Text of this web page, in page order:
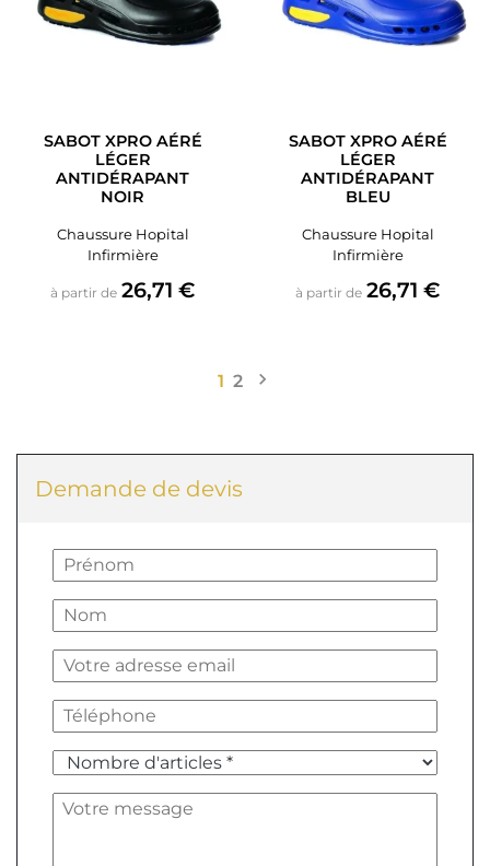
SABOT XPRO AÉRÉ
LÉGER
ANTIDÉRAPANT
NOIR
Chaussure Hopital
Infirmière
à partir de Prix
26,71 €
SABOT XPRO AÉRÉ
LÉGER
ANTIDÉRAPANT
BLEU
Chaussure Hopital
Infirmière
à partir de Prix
26,71 €
1 2 Suivant

Demande de devis